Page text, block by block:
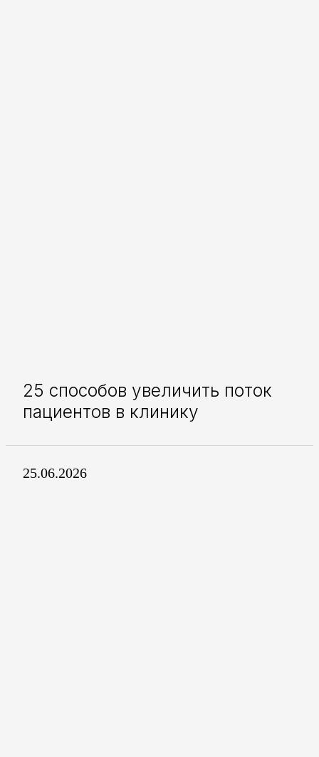
25 способов увеличить поток
пациентов в клинику
25.06.2026